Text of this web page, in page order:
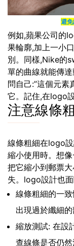
避
例如,蘋果公司的
果輪廓,加上一小
別。同樣,Nike的
單的曲線就能傳
問自己:”這個元素
它。記住,在logo
注意線條
線條粗細在logo
縮小使用時。想
把它縮小到郵票
失。logo設計也
線條粗細的一
出現過於纖細的
縮放測試: 在設
查線條是否仍然